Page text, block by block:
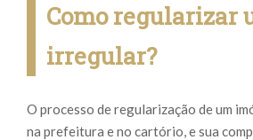
Como regularizar
irregular?
O processo de regularização de um
na prefeitura e no cartório, e sua